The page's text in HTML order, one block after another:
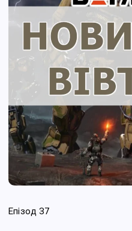
Епізод 37